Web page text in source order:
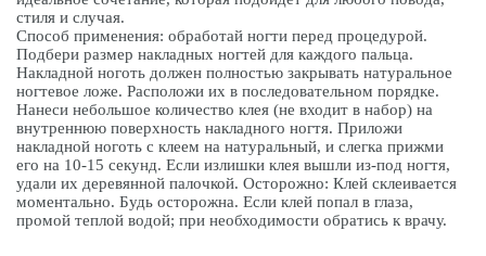
стиля и случая.
Способ применения: обработай ногти перед процедурой.
Подбери размер накладных ногтей для каждого пальца.
Накладной ноготь должен полностью закрывать натуральное
ногтевое ложе. Расположи их в последовательном порядке.
Нанеси небольшое количество клея (не входит в набор) на
внутреннюю поверхность накладного ногтя. Приложи
накладной ноготь с клеем на натуральный, и слегка прижми
его на 10-15 секунд. Если излишки клея вышли из-под ногтя,
удали их деревянной палочкой. Осторожно: Клей склеивается
моментально. Будь осторожна. Если клей попал в глаза,
промой теплой водой; при необходимости обратись к врачу.